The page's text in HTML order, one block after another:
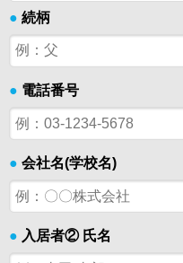
● 続柄
● 電話番号
● 会社名(学校名)
● 入居者② 氏名